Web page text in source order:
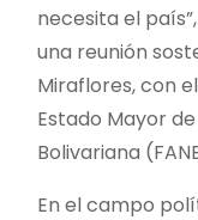
necesita el
una reunión
Miraflores, con
Estado Mayor
Bolivariana
En el campo